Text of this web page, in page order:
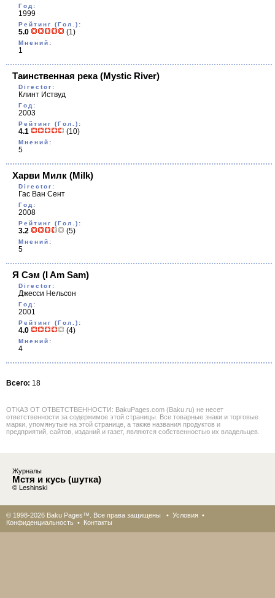
Год:
1999
Рейтинг (Гол.):
5.0 (1)
Мнений:
1
Таинственная река(Mystic River)
Director:
Клинт Иствуд
Год:
2003
Рейтинг (Гол.):
4.1 (10)
Мнений:
5
Харви Милк (Milk)
Director:
Гас Ван Сент
Год:
2008
Рейтинг (Гол.):
3.2 (5)
Мнений:
5
Я Сэм (I Am Sam)
Director:
Джесси Нельсон
Год:
2001
Рейтинг (Гол.):
4.0 (4)
Мнений:
4
Всего: 18
ОТКАЗ ОТ ОТВЕТСТВЕННОСТИ: BakuPages.com (Baku.ru) не несет
ответственности за содержимое этой страницы. Все товарные знаки и торговые
марки, упомянутые на этой странице, а также названия продуктов и
предприятий, сайтов, изданий и газет, являются собственностью их владельцев.
Журналы
Мстя и кусь (шутка)
© Leshinski
© 1998-2026 Baku Pages™. Все права защищены • Условия •
Конфиденциальность • Контакты